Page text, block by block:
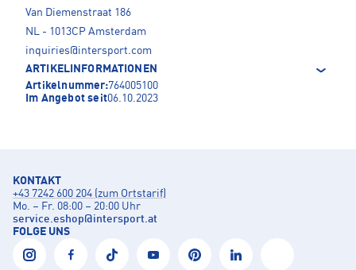
Van Diemenstraat 186
NL - 1013CP Amsterdam
inquiries@intersport.com
ARTIKELINFORMATIONEN
Artikelnummer:764005100
Im Angebot seit06.10.2023
KONTAKT
+43 7242 600 204 (zum Ortstarif)
Mo. – Fr. 08:00 – 20:00 Uhr
service.eshop@intersport.at
FOLGE UNS